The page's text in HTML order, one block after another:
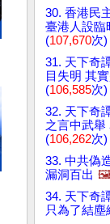
30. 香港民
臺港人設臨
(107,670次)
31. 天下奇
目失明 其
(106,585次)
32. 天下奇
之言中武舉
(106,262次)
33. 中共偽
漏洞百出 🖼️
34. 天下奇
只為了結塵